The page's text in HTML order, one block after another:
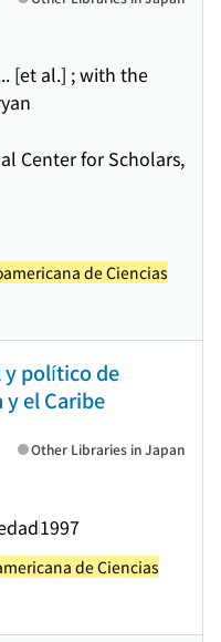
[et al.] ; with the
Center for Scholars,
de Ciencias
y político de
el Caribe
1997
Other Libraries in Japan
de Ciencias